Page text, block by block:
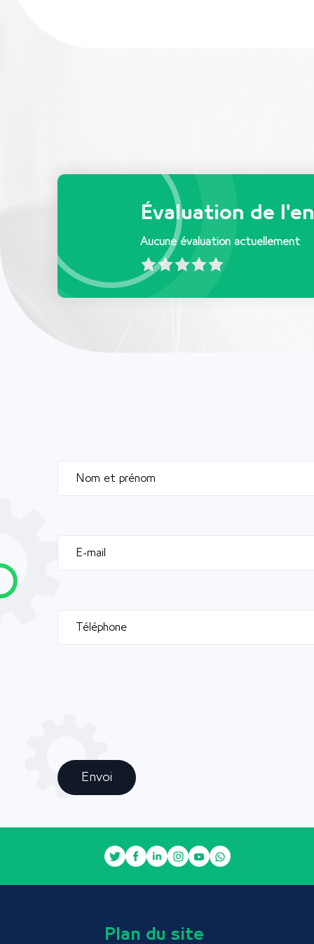
Évaluation de
Aucune évaluation actuellement
Envoi
Plan du site